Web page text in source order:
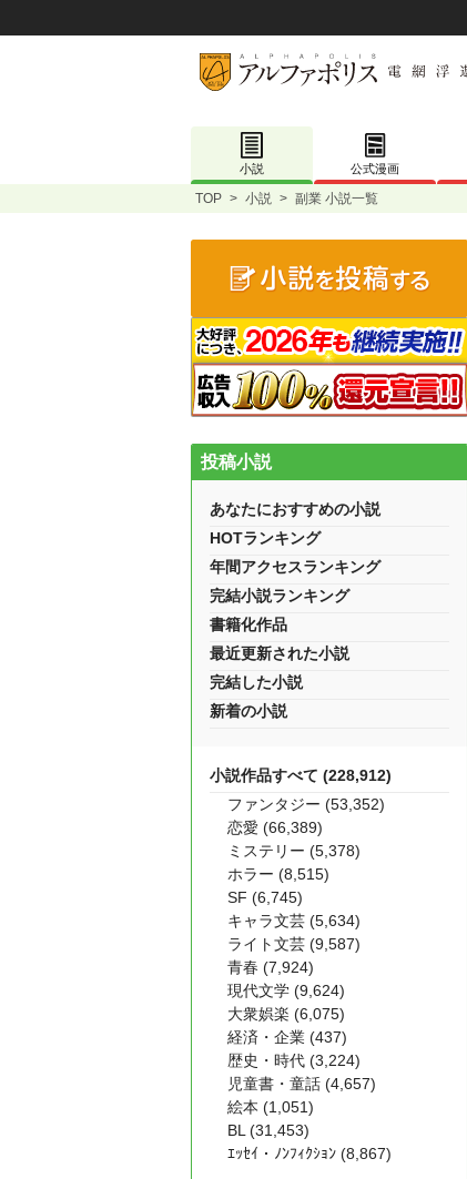
小説 公式漫画
TOP > 小説 > 副業 小説一覧
投稿小説
あなたにおすすめの小説
HOTランキング
年間アクセスランキング
完結小説ランキング
書籍化作品
最近更新された小説
完結した小説
新着の小説
小説作品すべて (228,912)
ファンタジー (53,352)
恋愛 (66,389)
ミステリー (5,378)
ホラー (8,515)
SF (6,745)
キャラ文芸 (5,634)
ライト文芸 (9,587)
青春 (7,924)
現代文学 (9,624)
大衆娯楽 (6,075)
経済・企業 (437)
歴史・時代 (3,224)
児童書・童話 (4,657)
絵本 (1,051)
BL (31,453)
ｴｯｾｲ・ﾉﾝﾌｨｸｼｮﾝ (8,867)